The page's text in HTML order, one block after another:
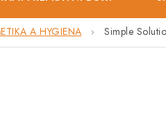
A HYGIENA Simple